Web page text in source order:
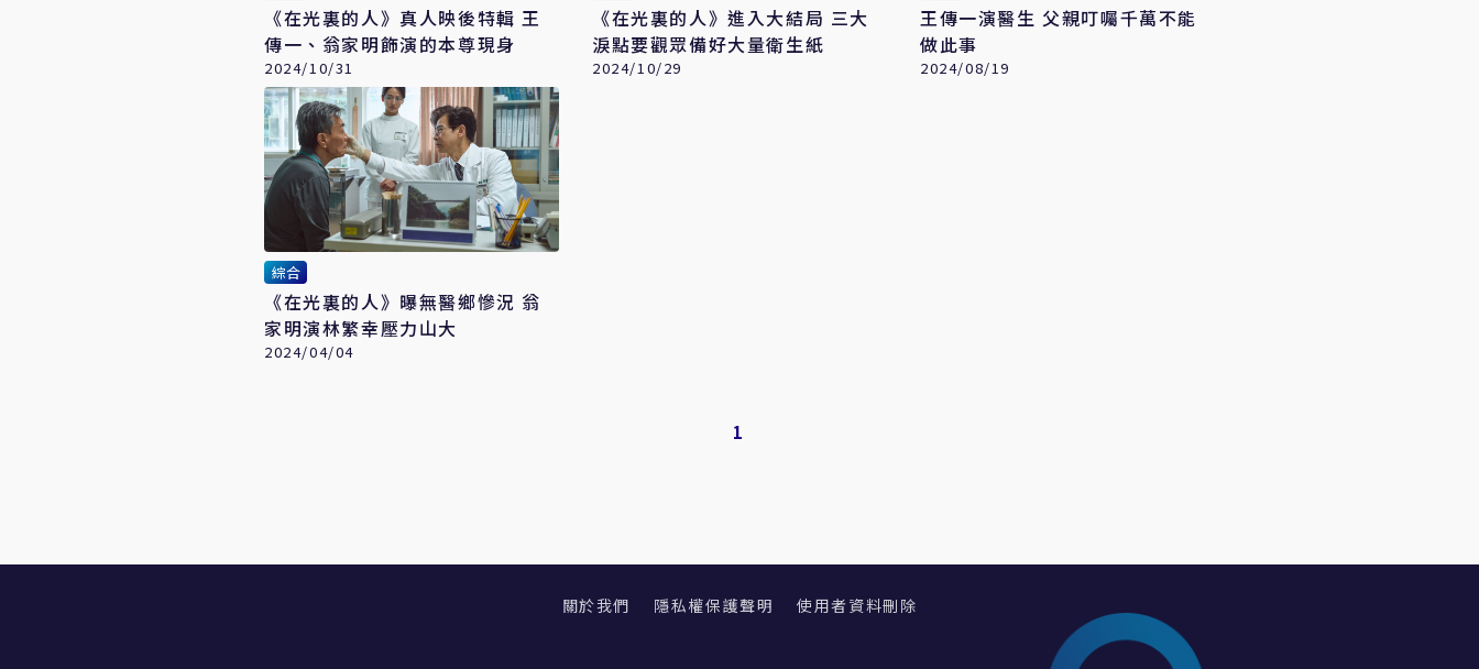
《在光裏的人》真人映後特輯 王
傳一、翁家明飾演的本尊現身
2024/10/31
《在光裏的人》進入大結局 三大
淚點要觀眾備好大量衛生紙
2024/10/29
王傳一演醫生 父親叮囑千萬不能
做此事
2024/08/19
綜合
《在光裏的人》曝無醫鄉慘況 翁
家明演林繁幸壓力山大
2024/04/04
1
關於我們 隱私權保護聲明 使用者資料刪除